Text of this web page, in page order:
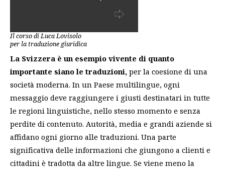
Il corso di Luca Lovisolo
per la traduzione giuridica
La Svizzera è un esempio vivente di quanto
importante siano le traduzioni, per la coesione di una
società moderna. In un Paese multilingue, ogni
messaggio deve raggiungere i giusti destinatari in tutte
le regioni linguistiche, nello stesso momento e senza
perdite di contenuto. Autorità, media e grandi aziende si
affidano ogni giorno alle traduzioni. Una parte
significativa delle informazioni che giungono a clienti e
cittadini è tradotta da altre lingue. Se viene meno la